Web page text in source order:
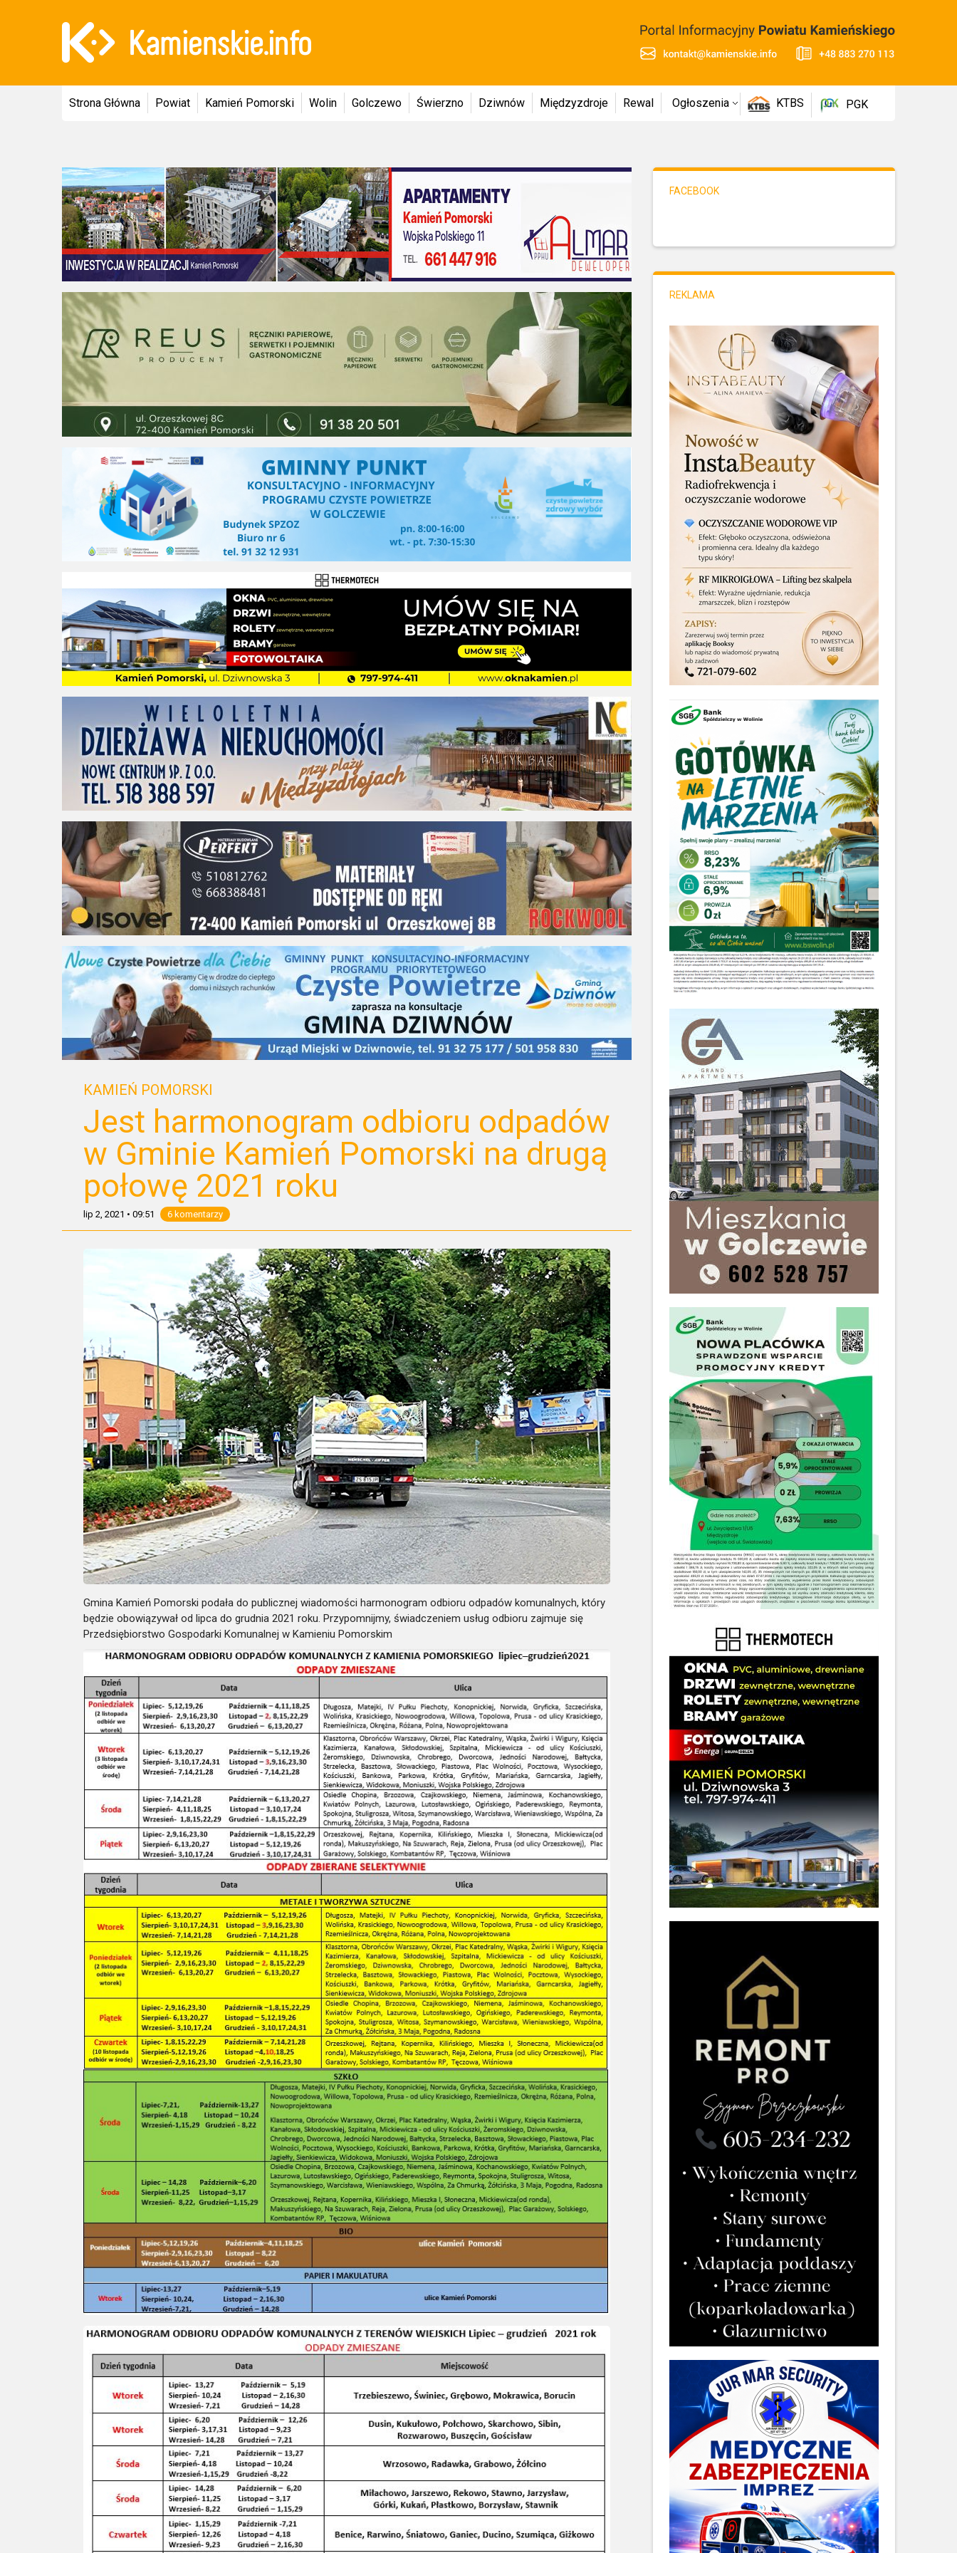
Strona Główna Powiat Kamień Pomorski Wolin Golczewo Świerzno Dziwnów Międzyzdroje Rewal Ogłoszenia KTBS PGK
KAMIEŃ POMORSKI
Jest harmonogram odbioru odpadów
w Gminie Kamień Pomorski na drugą
połowę 2021 roku
lip 2, 2021 • 09:51 6 komentarzy
Gmina Kamień Pomorski podała do publicznej wiadomości harmonogram odbioru odpadów komunalnych, który
będzie obowiązywał od lipca do grudnia 2021 roku. Przypomnijmy, świadczeniem usług odbioru zajmuje się
Przedsiębiorstwo Gospodarki Komunalnej w Kamieniu Pomorskim
FACEBOOK
REKLAMA